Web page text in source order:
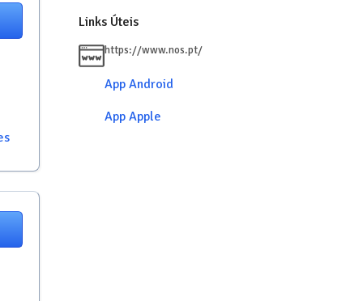
Links Úteis
https://www.nos.pt/
App Android
App Apple